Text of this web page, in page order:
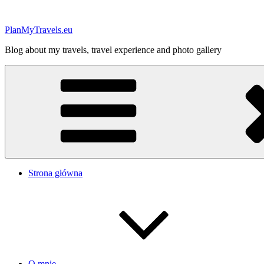
treści
PlanMyTravels.eu
Blog about my travels, travel experience and photo gallery
Strona główna